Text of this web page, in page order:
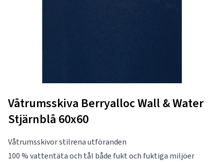
Våtrumsskiva Berryalloc Wall & Water
Stjärnblå 60x60
Våtrumsskivor stilrena utföranden
100 % vattentäta och tål både fukt och fuktiga miljöer